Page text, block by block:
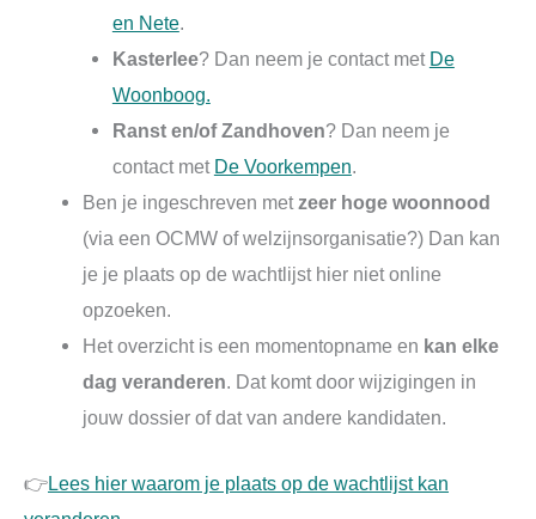
en Nete.
Kasterlee? Dan neem je contact met De
Woonboog.
Ranst en/of Zandhoven? Dan neem je
contact met De Voorkempen.
Ben je ingeschreven metzeer hoge woonnood
(via een OCMW of welzijnsorganisatie?) Dan kan
je je plaats op de wachtlijst hier niet online
opzoeken.
Het overzicht is een momentopname en kan elke
dag veranderen. Dat komt door wijzigingen in
jouw dossier of dat van andere kandidaten.
👉Lees hier waarom je plaats op de wachtlijst kan